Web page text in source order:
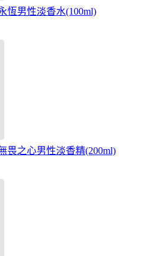
恆男性淡香水(100ml)
畏之心男性淡香精(200ml)